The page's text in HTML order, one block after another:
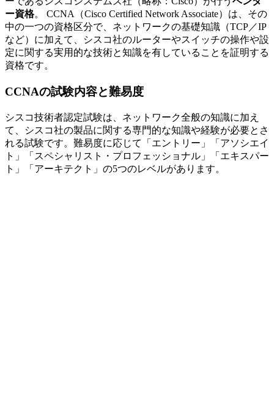
ー資格。 CCNA（Cisco Certified Network Associate）は、その
中の一つの資格区分で、ネットワークの基礎知識（TCP／IP
など）に加えて、シスコ社のルーターやスイッチの操作や設
定に関する実用的な技術と知識を有していることを証明する
資格です。
CCNAの試験内容と難易度
シスコ技術者認定試験は、ネットワーク全般の知識に加え
て、シスコ社の製品に関する専門的な知識や経験が必要とさ
れる試験です。難易度に応じて「エントリー」「アソシエイ
ト」「スペシャリスト・プロフェッショナル」「エキスパー
ト」「アーキテクト」の5つのレベルがあります。